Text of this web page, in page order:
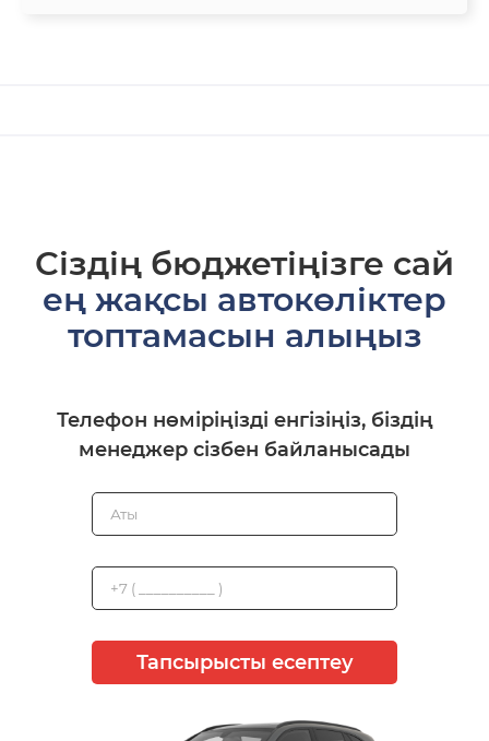
Сіздің бюджетіңізге сай
ең жақсы автокөліктер
топтамасын алыңыз
Телефон нөміріңізді енгізіңіз, біздің
менеджер сізбен байланысады
Тапсырысты есептеу